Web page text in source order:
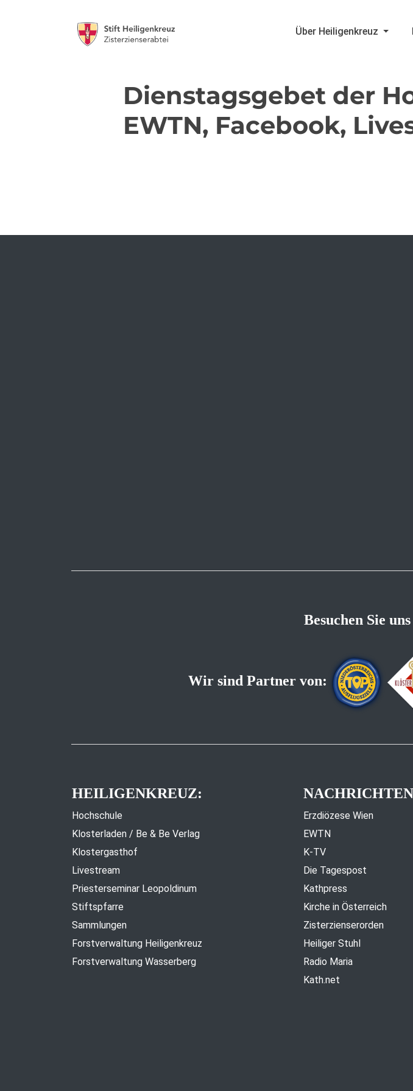
Über Heiligenkreuz
Dienstagsgebet der
EWTN, Facebook,
Besuchen Sie
Wir sind Partner von:
HEILIGENKREUZ:
Hochschule
Klosterladen / Be & Be Verlag
Klostergasthof
Livestream
Priesterseminar Leopoldinum
Stiftspfarre
Sammlungen
Forstverwaltung Heiligenkreuz
Forstverwaltung Wasserberg
Erzdiözese Wien
EWTN
K-TV
Die Tagespost
Kathpress
Kirche in Österreich
Zisterzienserorden
Heiliger Stuhl
Radio Maria
Kath.net